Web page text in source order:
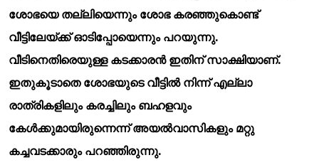
ശോഭയെ തല്ലിയെന്നും ശോഭ കരഞ്ഞുകൊണ്ട്
വീട്ടിലേയ്ക്ക് ഓടിപ്പോയെന്നും പറയുന്നു.
വീടിനെതിരെയുള്ള കടക്കാരന്ഇതിന് സാക്ഷിയാണ്.
ഇതുകൂടാതെ ശോഭയുടെ വീട്ടില്നിന്ന് എല്ലാ
രാത്രികളിലും കരച്ചിലും ബഹളവും
കേള്ക്കുമായിരുന്നെന്ന് അയല്വാസികളും മറ്റു
കച്ചവടക്കാരും പറഞ്ഞിരുന്നു.